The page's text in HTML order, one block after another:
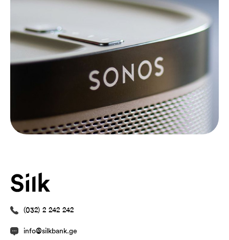
(032) 2 242 242
info@silkbank.ge